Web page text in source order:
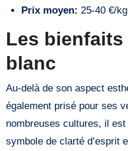
Prix moyen: 25-40 €/kg
Les
blanc
Au-delà de son aspect
également prisé pour ses
nombreuses cultures, il
symbole de clarté d’esprit